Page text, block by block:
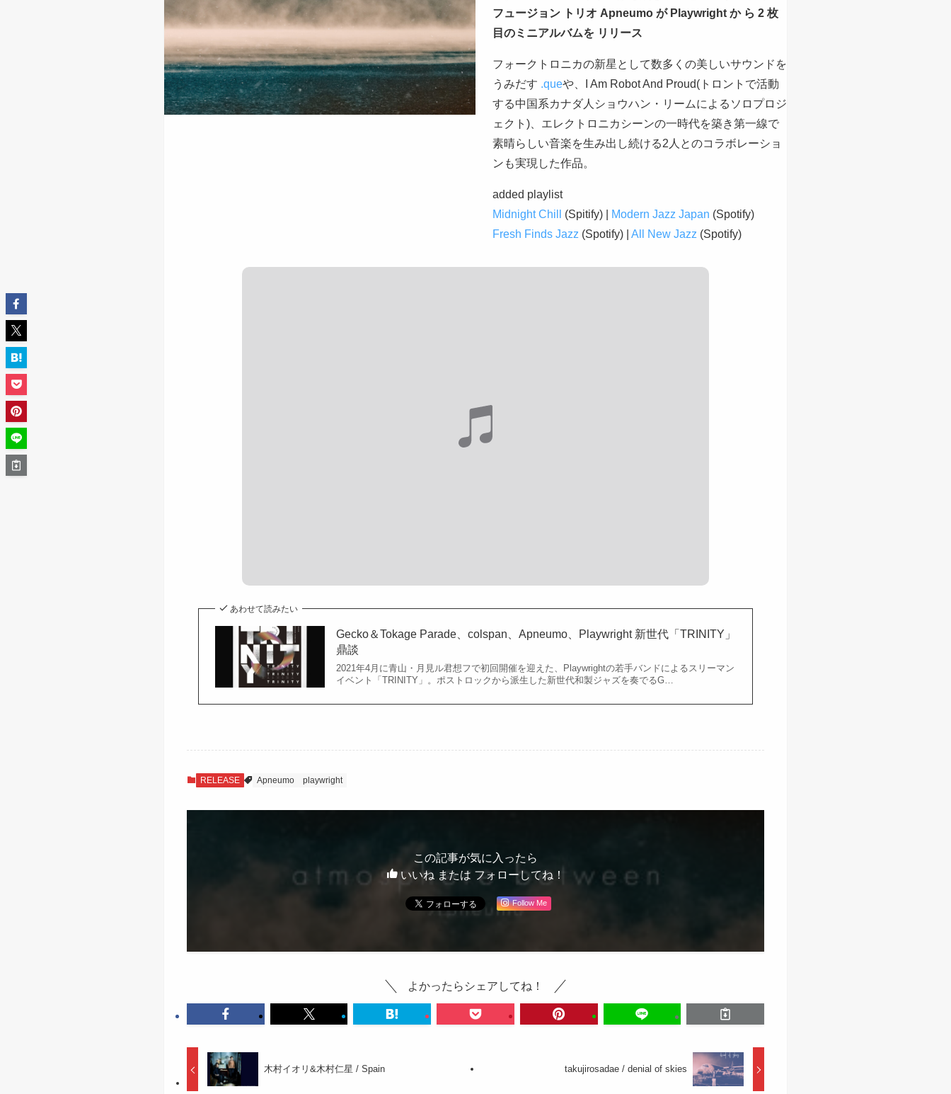
フュージョン トリオ Apneumo が Playwright か ら 2 枚
目のミニアルバムを リリース
フォークトロニカの新星として数多くの美しいサウンドを
うみだす .queや、I Am Robot And Proud(トロントで活動
する中国系カナダ人ショウハン・リームによるソロプロジ
ェクト)、エレクトロニカシーンの一時代を築き第一線で
素晴らしい音楽を生み出し続ける2人とのコラボレーショ
ンも実現した作品。
added playlist
Midnight Chill
(Spitify) | Modern Jazz Japan (Spotify)
Fresh Finds Jazz (Spotify) | All New Jazz (Spotify)
あわせて読みたい
Gecko＆Tokage Parade、colspan、Apneumo、Playwright 新世代「TRINITY」
鼎談
2021年4月に青山・月見ル君想フで初回開催を迎えた、Playwrightの若手バンドによるスリーマン
イベント「TRINITY」。ポストロックから派生した新世代和製ジャズを奏でるG…
RELEASE Apneumo playwright
この記事が気に入ったら
いいね または フォローしてね！
Follow Me
よかったらシェアしてね！
木村イオリ&木村仁星 / Spain takujirosadae / denial of skies